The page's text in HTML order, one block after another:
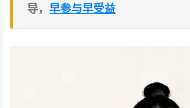
导，早参与早受益